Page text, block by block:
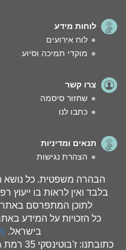
לוחות מידע
לוח אירועים
מוקדי תמיכה וסיוע
צרו קשר
שחזור סיסמה
כתבו לנו
תנאים ומדיניות
הצהרת נגישות
הבהרה משפטית. כל נושא
בלבד ואין לראות בו ייעוץ
לתוכן המתפרסם באתר
כל הזכויות על המידע
בישראל.